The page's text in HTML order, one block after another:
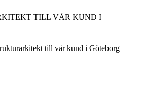
TILL VÅR KUND I
till vår kund i Göteborg